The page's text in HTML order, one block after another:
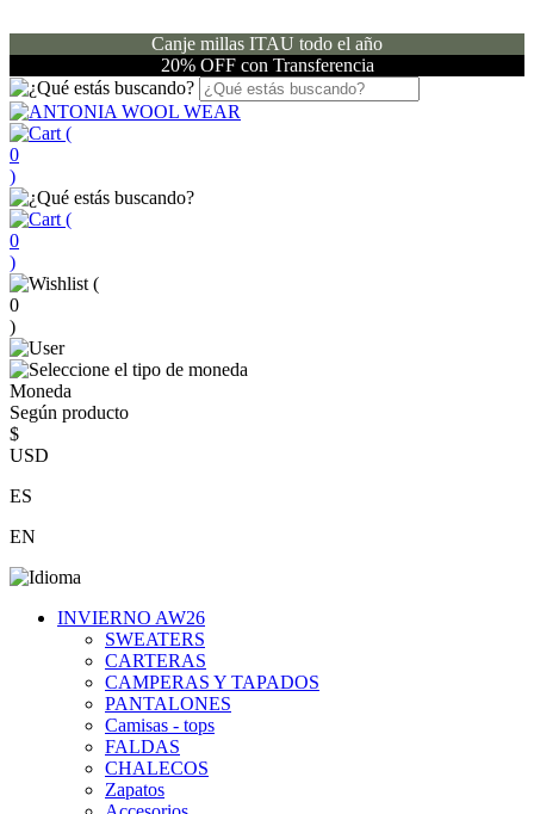
Canje millas ITAU todo el año
20% OFF con Transferencia
(
0
)
(
0
)
(
0
)
Moneda
Según producto
$
USD
ES
EN
INVIERNO AW26
SWEATERS
CARTERAS
CAMPERAS Y TAPADOS
PANTALONES
Camisas - tops
FALDAS
CHALECOS
Zapatos